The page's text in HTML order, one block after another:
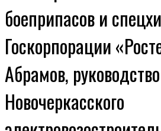
боеприпасов и
Госкорпорации
Абрамов, руководство
Новочеркасского